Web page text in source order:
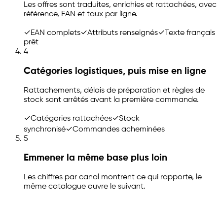
Les offres sont traduites, enrichies et rattachées, avec
référence, EAN et taux par ligne.
✓EAN complets✓Attributs renseignés✓ Texte français
prêt
4
Catégories logistiques, puis mise en ligne
Rattachements, délais de préparation et règles de
stock sont arrêtés avant la première commande.
✓Catégories rattachées✓Stock
synchronisé✓Commandes acheminées
5
Emmener la même base plus loin
Les chiffres par canal montrent ce qui rapporte, le
même catalogue ouvre le suivant.